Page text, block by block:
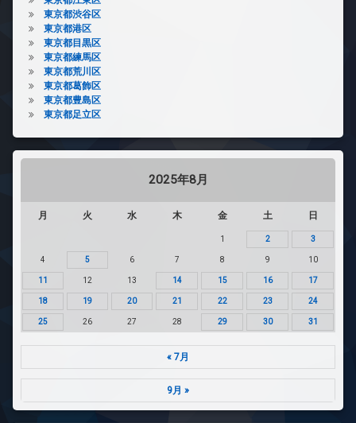
東京都渋谷区
東京都港区
東京都目黒区
東京都練馬区
東京都荒川区
東京都葛飾区
東京都豊島区
東京都足立区
2025年8月
月 火 水 木 金 土 日
1 2 3
4 5 6 7 8 9 10
11 12 13 14 15 16 17
18 19 20 21 22 23 24
25 26 27 28 29 30 31
« 7月
9月 »